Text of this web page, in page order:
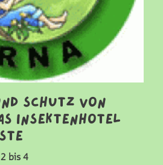
Schutz von
Insektenhotel
bis 4